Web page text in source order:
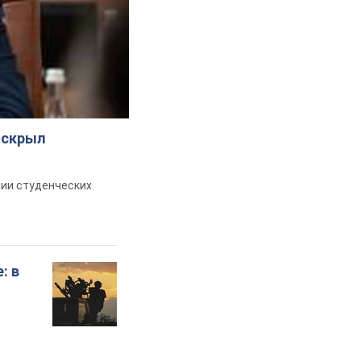
студенческих
в